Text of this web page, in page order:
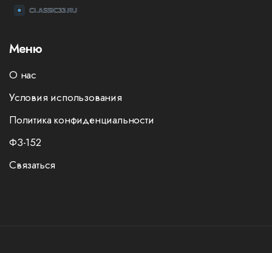
Меню
О нас
Условия использования
Политика конфиденциальности
ФЗ-152
Связаться